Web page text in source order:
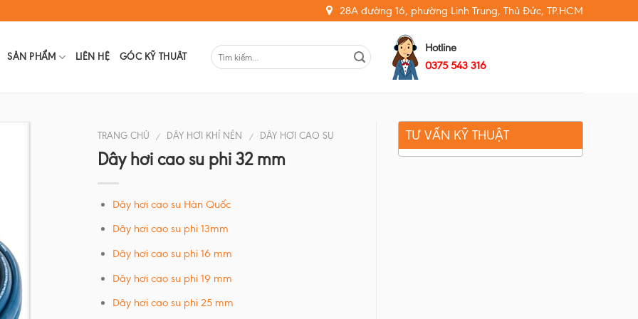
28A đường 16, phường Linh Trung, Thủ Đức, TP.HCM
SẢN PHẨM LIÊN HỆ GÓC KỸ THUÂT
Hotline
0375 543 316
TRANG CHỦ / DÂY HƠI KHÍ NÉN / DÂY HƠI CAO SU
Dây hơi cao su phi 32 mm
Dây hơi cao su Hàn Quốc
Dây hơi cao su phi 13mm
Dây hơi cao su phi 16 mm
Dây hơi cao su phi 19 mm
Dây hơi cao su phi 25 mm
TƯ VẤN KỸ THUẬT